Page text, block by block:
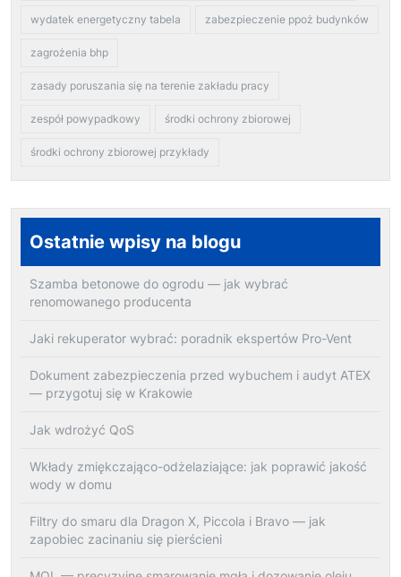
wydatek energetyczny tabela zabezpieczenie ppoż budynków
zagrożenia bhp
zasady poruszania się na terenie zakładu pracy
zespół powypadkowy środki ochrony zbiorowej
środki ochrony zbiorowej przykłady
Ostatnie wpisy na blogu
Szamba betonowe do ogrodu — jak wybrać
renomowanego producenta
Jaki rekuperator wybrać: poradnik ekspertów Pro-Vent
Dokument zabezpieczenia przed wybuchem i audyt ATEX
— przygotuj się w Krakowie
Jak wdrożyć QoS
Wkłady zmiękczająco-odżelaziające: jak poprawić jakość
wody w domu
Filtry do smaru dla Dragon X, Piccola i Bravo — jak
zapobiec zacinaniu się pierścieni